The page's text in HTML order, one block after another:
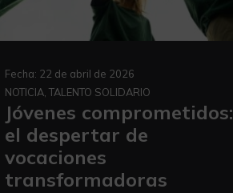
Fecha: 22 de abril de 2026
NOTICIA, TALENTO SOLIDARIO
Jóvenes comprometidos:
el despertar de
vocaciones
transformadoras